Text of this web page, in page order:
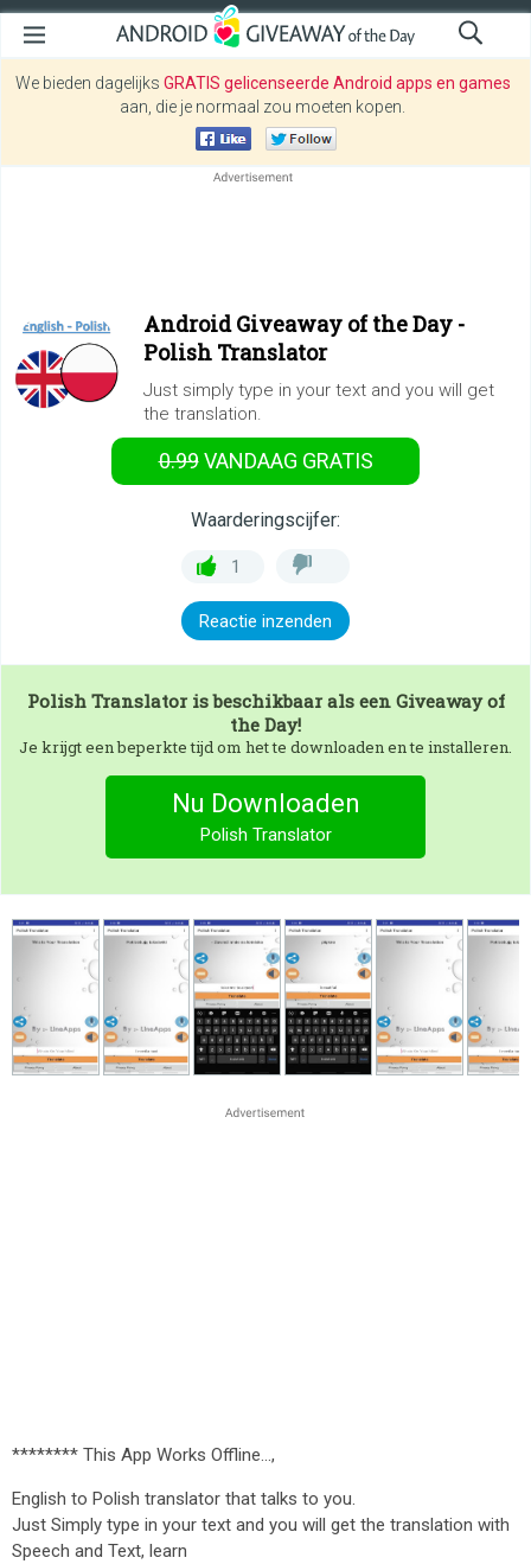
We bieden dagelijks GRATIS gelicenseerde Android apps en games
aan, die je normaal zou moeten kopen.
Android Giveaway of the Day -
Polish Translator
Just simply type in your text and you will get
the translation.
0.99VANDAAG GRATIS
Waarderingscijfer:
1
Reactie inzenden
Polish Translatoris beschikbaar als een Giveaway of
the Day!
Je krijgt een beperkte tijd om het te downloaden en te installeren.
Nu Downloaden
Polish Translator
******** This App Works Offline...,
English to Polish translator that talks to you.
Just Simply type in your text and you will get the translation with
Speech and Text, learn